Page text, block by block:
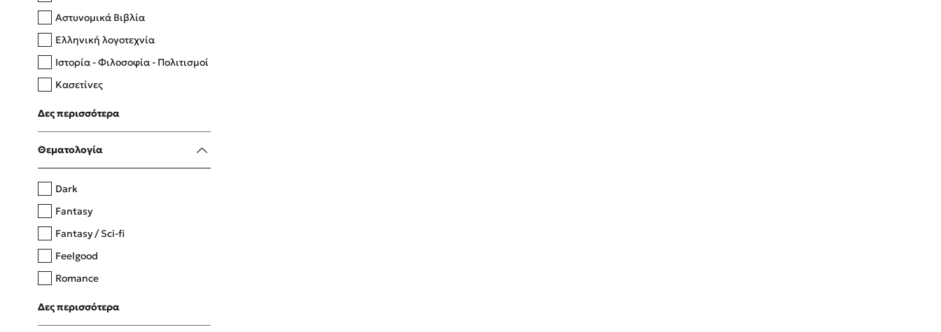
Δανάη Δεληγεώργη
Πάνω, κάτω, μπροστά, πίσω
Η μέθοδος Αφήστε τους
Αστυνομικά Βιβλία
Ελληνική λογοτεχνία
Ιστορία - Φιλοσοφία - Πολιτισμοί
Κασετίνες
Λευκώματα - Έγχρωμοι οδηγοί
Μαγειρική
Δες περισσότερα
Θεματολογία
Dark
Fantasy
Fantasy / Sci-fi
Feelgood
Romance
Upmarket
Young Adult
Δες περισσότερα